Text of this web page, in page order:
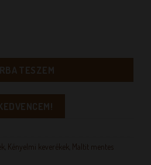
TESZEM
Kényelmi keverékek Maltit mentes